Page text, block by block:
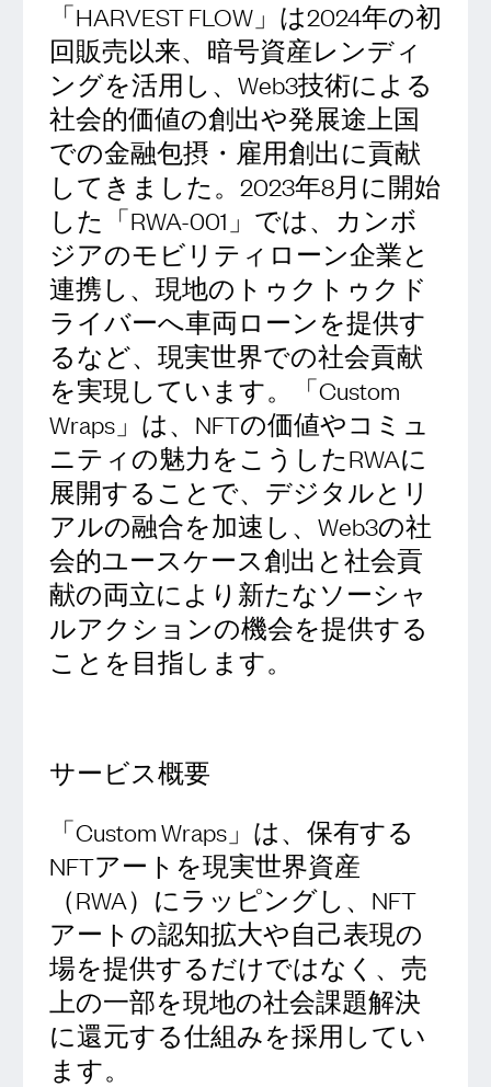
「HARVEST FLOW」は2024年の初
回販売以来、暗号資産レンディ
ングを活用し、Web3技術による
社会的価値の創出や発展途上国
での金融包摂・雇用創出に貢献
してきました。2023年8月に開始
した「RWA-001」では、カンボ
ジアのモビリティローン企業と
連携し、現地のトゥクトゥクド
ライバーへ車両ローンを提供す
るなど、現実世界での社会貢献
を実現しています。「Custom
Wraps」は、NFTの価値やコミュ
ニティの魅力をこうしたRWAに
展開することで、デジタルとリ
アルの融合を加速し、Web3の社
会的ユースケース創出と社会貢
献の両立により新たなソーシャ
ルアクションの機会を提供する
ことを目指します。
サービス概要
「Custom Wraps」は、保有する
NFTアートを現実世界資産
（RWA）にラッピングし、NFT
アートの認知拡大や自己表現の
場を提供するだけではなく、売
上の一部を現地の社会課題解決
に還元する仕組みを採用してい
ます。